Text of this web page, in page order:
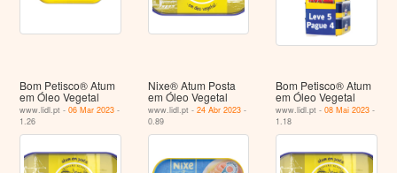
Bom Petisco® Atum
em Óleo Vegetal
www.lidl.pt -06 Mar 2023 -
1.26
Nixe® Atum Posta
em Óleo Vegetal
www.lidl.pt - 24 Abr 2023-
0.89
Bom Petisco® Atum
em Óleo Vegetal
www.lidl.pt -08 Mai 2023 -
1.18